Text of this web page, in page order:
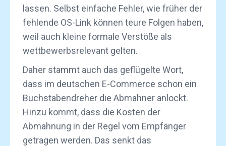
lassen. Selbst einfache Fehler, wie früher der
fehlende OS-Link können teure Folgen haben,
weil auch kleine formale Verstöße als
wettbewerbsrelevant gelten.
Daher stammt auch das geflügelte Wort,
dass im deutschen E-Commerce schon ein
Buchstabendreher die Abmahner anlockt.
Hinzu kommt, dass die Kosten der
Abmahnung in der Regel vom Empfänger
getragen werden. Das senkt das